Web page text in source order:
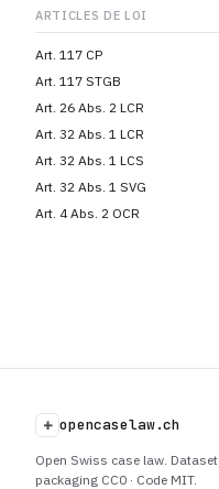
ARTICLES DE LOI
Art. 117 CP
Art. 117 STGB
Art. 26 Abs. 2 LCR
Art. 32 Abs. 1 LCR
Art. 32 Abs. 1 LCS
Art. 32 Abs. 1 SVG
Art. 4 Abs. 2 OCR
+ opencaselaw.ch
Open Swiss case law. Dataset
packaging CC0 · Code MIT.